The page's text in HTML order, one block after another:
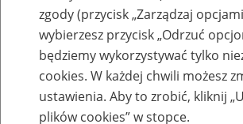
Zaproś ZUS do siebie:
zgody (przycisk „Zarządzaj
wybierzesz przycisk „Odrzuć
będziemy wykorzystywać tylko
cookies. W każdej chwili możesz
ustawienia. Aby to zrobić, kliknij
plików cookies” w stopce.